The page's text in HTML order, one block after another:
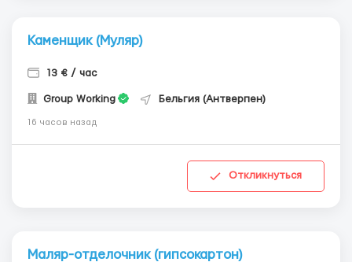
Каменщик (Муляр)
13 € / час
Group Working Бельгия (Антверпен)
16 часов назад
Откликнуться
Маляр-отделочник (гипсокартон)